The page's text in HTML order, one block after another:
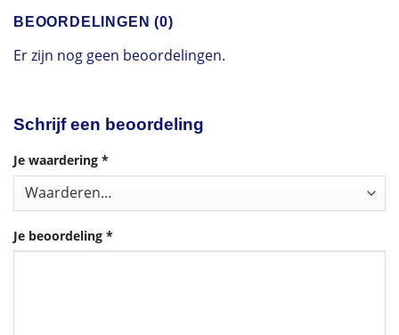
BEOORDELINGEN (0)
Er zijn nog geen beoordelingen.
Schrijf een beoordeling
Je waardering *
Je beoordeling *